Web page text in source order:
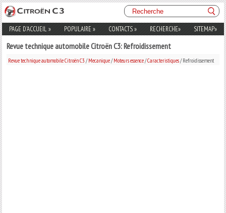
PAGE D'ACCUEIL» POPULAIRE» CONTACTS» RECHERCHE» SITEMAP»
Revue technique automobile Citroën C3: Refroidissement
Revue technique automobile Citroën C3 /Mecanique/Moteurs essence/Caracteristiques/ Refroidissement